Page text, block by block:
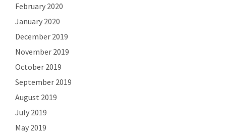
February 2020
January 2020
December 2019
November 2019
October 2019
September 2019
August 2019
July 2019
May 2019